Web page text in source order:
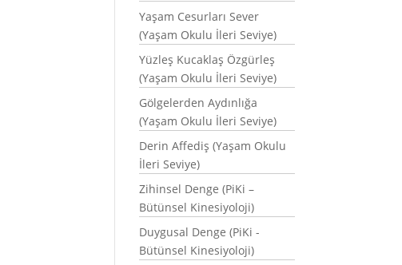
Yaşam Cesurları Sever
(Yaşam Okulu İleri Seviye)
Yüzleş Kucaklaş Özgürleş
(Yaşam Okulu İleri Seviye)
Gölgelerden Aydınlığa
(Yaşam Okulu İleri Seviye)
Derin Affediş (Yaşam Okulu
İleri Seviye)
Zihinsel Denge (PiKi –
Bütünsel Kinesiyoloji)
Duygusal Denge (PiKi -
Bütünsel Kinesiyoloji)